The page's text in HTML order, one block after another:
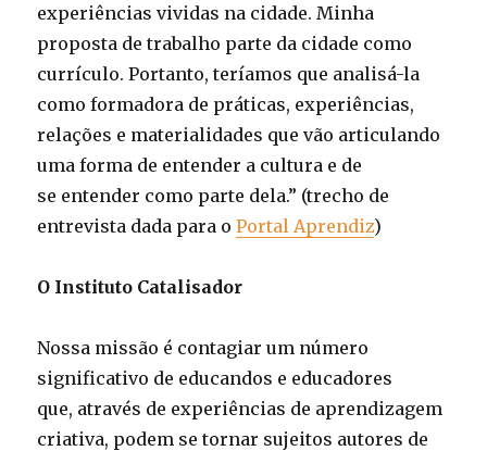
experiências vividas na cidade. Minha
proposta de trabalho parte da cidade como
currículo. Portanto, teríamos que analisá-­la
como formadora de práticas, experiências,
relações e materialidades que vão articulando
uma forma de entender a cultura e de
se entender como parte dela.” (trecho de
entrevista dada para oPortal Aprendiz)
O Instituto Catalisador
Nossa missão é contagiar um número
significativo de educandos e educadores
que, através de experiências de aprendizagem
criativa, podem se tornar sujeitos autores de